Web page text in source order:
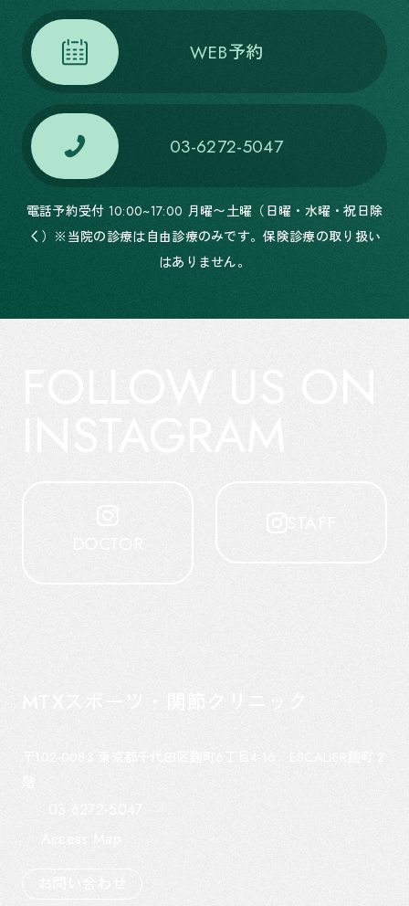
WEB予約
03-6272-5047
電話予約受付 10:00~17:00 月曜〜土曜（日曜・水曜・祝日除
く）※当院の診療は自由診療のみです。保険診療の取り扱い
はありません。